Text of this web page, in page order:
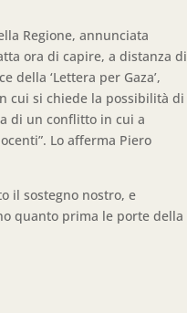
Regione, annunciata
ora di capire, a distanza di
‘Lettera per Gaza’,
cui si chiede la possibilità di
di un conflitto in cui a
Lo afferma Piero
il sostegno nostro, e
quanto prima le porte della